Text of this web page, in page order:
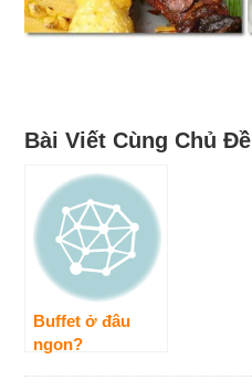
Bài Viết Cùng Chủ Đề
Buffet ở đâu
ngon?